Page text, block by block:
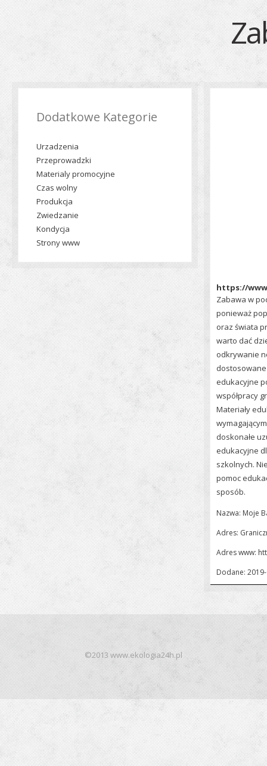
Dodatkowe Kategorie
Urzadzenia
Przeprowadzki
Materialy promocyjne
Czas wolny
Produkcja
Zwiedzanie
Kondycja
Strony www
https://
Zabawa w
ponieważ
oraz świata
warto dać
odkrywanie
edukacyjne
współpracy
Materiały
doskonałe
edukacyjne
szkolnych.
pomoc
sposób.
Nazwa: Moje
Adres:
Adres www:
Dodane:
©2013 www.ekologia24h.pl